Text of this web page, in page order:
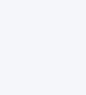
زبان دیگری را